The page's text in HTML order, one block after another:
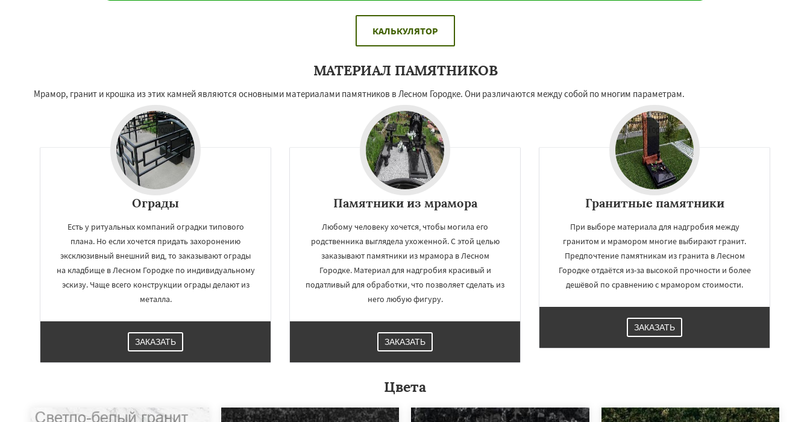
КАЛЬКУЛЯТОР
МАТЕРИАЛ ПАМЯТНИКОВ
Мрамор, гранит и крошка из этих камней являются основными материалами памятников в Лесном Городке. Они различаются между собой по многим параметрам.
Ограды
Есть у ритуальных компаний оградки типового
плана. Но если хочется придать захоронению
эксклюзивный внешний вид, то заказывают ограды
на кладбище в Лесном Городке по индивидуальному
эскизу. Чаще всего конструкции ограды делают из
металла.
ЗАКАЗАТЬ
Памятники из мрамора
Любому человеку хочется, чтобы могила его
родственника выглядела ухоженной. С этой целью
заказывают памятники из мрамора в Лесном
Городке. Материал для надгробия красивый и
податливый для обработки, что позволяет сделать из
него любую фигуру.
ЗАКАЗАТЬ
Гранитные памятники
При выборе материала для надгробия между
гранитом и мрамором многие выбирают гранит.
Предпочтение памятникам из гранита в Лесном
Городке отдаётся из-за высокой прочности и более
дешёвой по сравнению с мрамором стоимости.
ЗАКАЗАТЬ
Цвета